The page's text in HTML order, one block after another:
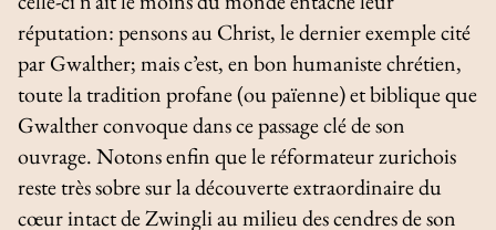
réputation: pensons au Christ, le dernier exemple cité
par Gwalther; mais c’est, en bon humaniste chrétien,
toute la tradition profane (ou païenne) et biblique que
Gwalther convoque dans ce passage clé de son
ouvrage. Notons enfin que le réformateur zurichois
reste très sobre sur la découverte extraordinaire du
cœur intact de Zwingli au milieu des cendres de son